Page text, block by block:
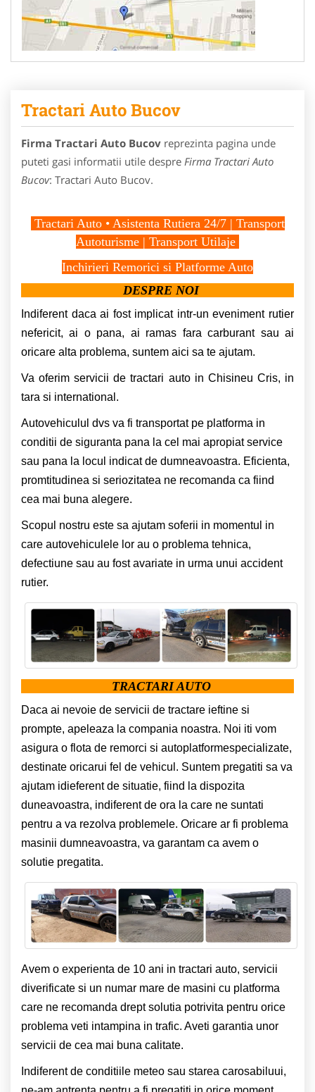
Tractari Auto Bucov
Firma Tractari Auto Bucov reprezinta pagina unde
puteti gasi informatii utile despre Firma Tractari Auto
Bucov: Tractari Auto Bucov.
Tractari Auto • Asistenta Rutiera 24/7 | Transport
Autoturisme | Transport Utilaje
Inchirieri Remorici si Platforme Auto
DESPRE NOI
Indiferent daca ai fost implicat intr-un eveniment rutier
nefericit, ai o pana, ai ramas fara carburant sau ai
oricare alta problema, suntem aici sa te ajutam.
Va oferim servicii de tractari auto in Chisineu Cris, in
tara si international.
Autovehiculul dvs va fi transportat pe platforma in
conditii de siguranta pana la cel mai apropiat service
sau pana la locul indicat de dumneavoastra. Eficienta,
promtitudinea si seriozitatea ne recomanda ca fiind
cea mai buna alegere.
Scopul nostru este sa ajutam soferii in momentul in
care autovehiculele lor au o problema tehnica,
defectiune sau au fost avariate in urma unui accident
rutier.
TRACTARI AUTO
Daca ai nevoie de servicii de tractare ieftine si
prompte, apeleaza la compania noastra. Noi iti vom
asigura o flota de remorci si autoplatformespecializate,
destinate oricarui fel de vehicul. Suntem pregatiti sa va
ajutam idieferent de situatie, fiind la dispozita
duneavoastra, indiferent de ora la care ne suntati
pentru a va rezolva problemele. Oricare ar fi problema
masinii dumneavoastra, va garantam ca avem o
solutie pregatita.
Avem o experienta de 10 ani in tractari auto, servicii
diverificate si un numar mare de masini cu platforma
care ne recomanda drept solutia potrivita pentru orice
problema veti intampina in trafic. Aveti garantia unor
servicii de cea mai buna calitate.
Indiferent de conditiile meteo sau starea carosabiluui,